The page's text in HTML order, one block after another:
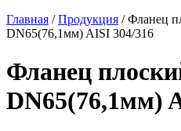
Главная /Продукция /Фланец
DN65(76,1мм) AISI 304/316
Фланец
DN65(76,1мм)